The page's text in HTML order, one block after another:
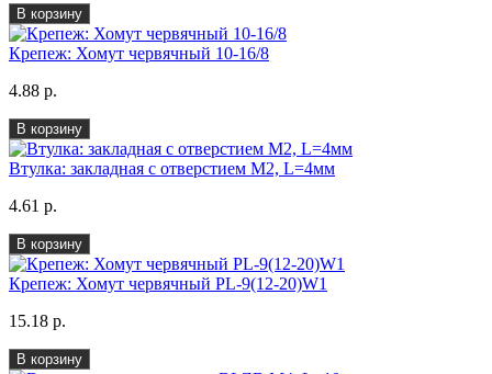
В корзину
Крепеж: Хомут червячный 10-16/8
4.88 р.
В корзину
Втулка: закладная с отверстием M2, L=4мм
4.61 р.
В корзину
Крепеж: Хомут червячный PL-9(12-20)W1
15.18 р.
В корзину